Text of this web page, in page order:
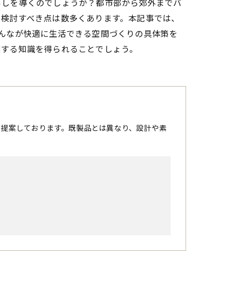
すべき点は数多くあります。本記事では、
が快適に生活できる空間づくりの具体策を
る知識を得られることでしょう。
案しております。既製品とは異なり、設計や素